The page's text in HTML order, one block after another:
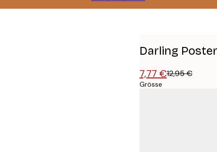
Darling Poster
7,77 €12,95 €
Grösse